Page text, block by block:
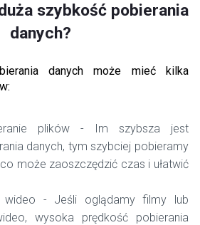
szybkość pobierania
danych?
danych może mieć kilka
plików - Im szybsza jest
danych, tym szybciej pobieramy
może zaoszczędzić czas i ułatwić
wideo - Jeśli oglądamy filmy lub
wysoka prędkość pobierania